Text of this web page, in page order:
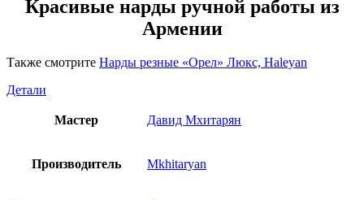
Красивые нарды ручной работы из
Армении
Также смотрите Нарды резные «Орел» Люкс, Haleyan
Детали
Мастер Давид Мхитарян
Производитель Mkhitaryan